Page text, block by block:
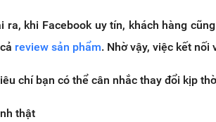
ra, khi Facebook uy tín, khách hàng
review sản phẩm. Nhờ vậy, việc kết
chí bạn có thể cân nhắc thay đổi kịp
thật